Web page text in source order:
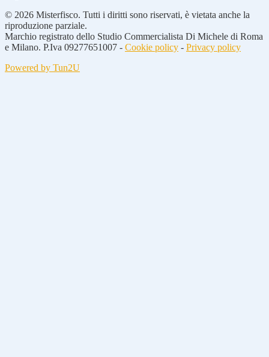
© 2026 Misterfisco. Tutti i diritti sono riservati, è vietata anche la
riproduzione parziale.
Marchio registrato dello Studio Commercialista Di Michele di Roma
e Milano. P.Iva 09277651007 - Cookie policy - Privacy policy
Powered by Tun2U